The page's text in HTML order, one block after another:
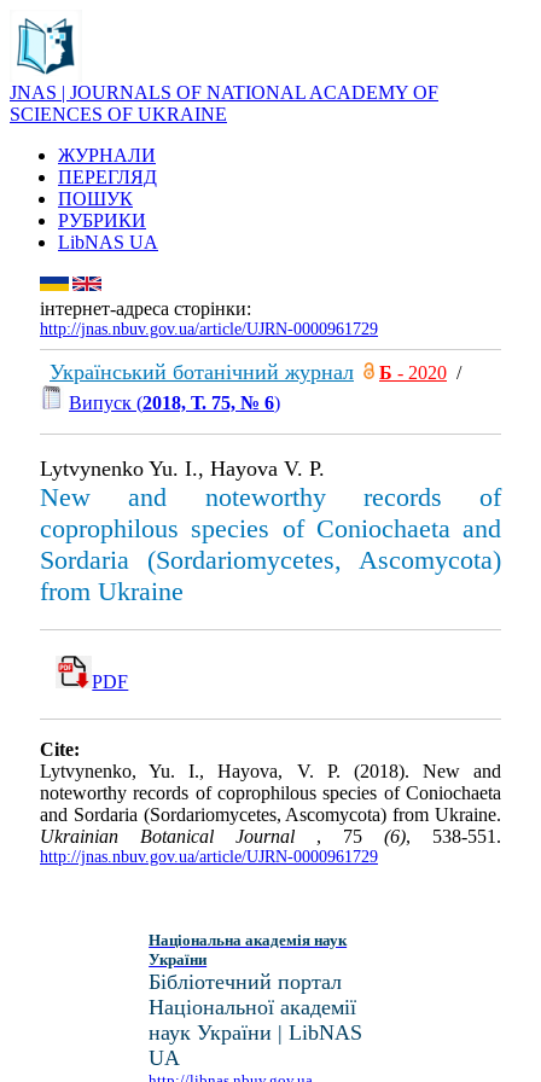
JNAS | JOURNALS OF NATIONAL ACADEMY OF
SCIENCES OF UKRAINE
ЖУРНАЛИ
ПЕРЕГЛЯД
ПОШУК
РУБРИКИ
LibNAS UA
інтернет-адреса сторінки:
http://jnas.nbuv.gov.ua/article/UJRN-0000961729
Український ботанічний журнал Б - 2020 /
Випуск (2018, Т. 75, № 6)
Lytvynenko Yu. I., Hayova V. P.
New and noteworthy records of
coprophilous species of Coniochaeta and
Sordaria (Sordariomycetes, Ascomycota)
from Ukraine
PDF
Cite:
Lytvynenko, Yu. I., Hayova, V. P. (2018). New and
noteworthy records of coprophilous species of Coniochaeta
and Sordaria (Sordariomycetes, Ascomycota) from Ukraine.
Ukrainian Botanical Journal , 75 (6), 538-551.
http://jnas.nbuv.gov.ua/article/UJRN-0000961729
Національна академія наук
України
Бібліотечний портал
Національної академії
наук України | LibNAS
UA